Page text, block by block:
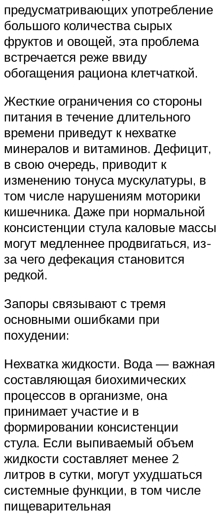
предусматривающих употребление
большого количества сырых
фруктов и овощей, эта проблема
встречается реже ввиду
обогащения рациона клетчаткой.
Жесткие ограничения со стороны
питания в течение длительного
времени приведут к нехватке
минералов и витаминов. Дефицит,
в свою очередь, приводит к
изменению тонуса мускулатуры, в
том числе нарушениям моторики
кишечника. Даже при нормальной
консистенции стула каловые массы
могут медленнее продвигаться, из-
за чего дефекация становится
редкой.
Запоры связывают с тремя
основными ошибками при
похудении:
Нехватка жидкости. Вода — важная
составляющая биохимических
процессов в организме, она
принимает участие и в
формировании консистенции
стула. Если выпиваемый объем
жидкости составляет менее 2
литров в сутки, могут ухудшаться
системные функции, в том числе
пищеварительная